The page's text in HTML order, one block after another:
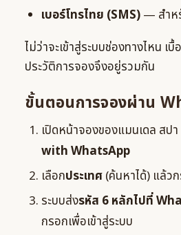
เบอร์โทรไทย (SMS)— สำห
ไม่ว่าจะเข้าสู่ระบบช่องทางไหน
ประวัติการจองจึงอยู่รวมกัน
ขั้นตอนการจองผ่าน
เปิดหน้าจองของแมนเดล สป
with WhatsApp
เลือกประเทศ(ค้นหาได้) แล้ว
ระบบส่งรหัส 6 หลักไปที่
กรอกเพื่อเข้าสู่ระบบ